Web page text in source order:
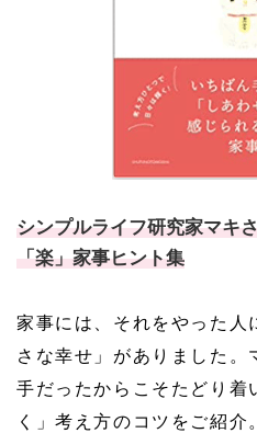
シンプルライフ研究家マキ
「楽」家事ヒント集
家事には、それをやった人
さな幸せ」がありました。
手だったからこそたどり着
く」考え方のコツをご紹介